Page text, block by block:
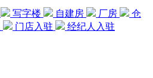
写字楼 自建房 厂房
仓
门店入驻 经纪人入驻